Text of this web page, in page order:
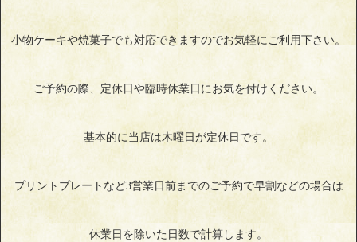
小物ケーキや焼菓子でも対応できますのでお気軽にご利用下さい。
ご予約の際、定休日や臨時休業日にお気を付けください。
基本的に当店は木曜日が定休日です。
プリントプレートなど3営業日前までのご予約で早割などの場合は
休業日を除いた日数で計算します。